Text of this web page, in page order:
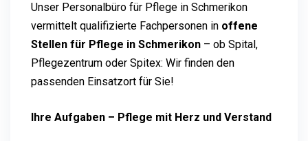
Unser Personalbüro für Pflege in Schmerikon
vermittelt qualifizierte Fachpersonen in offene
Stellen für Pflege in Schmerikon – ob Spital,
Pflegezentrum oder Spitex: Wir finden den
passenden Einsatzort für Sie!
Ihre Aufgaben – Pflege mit Herz und Verstand